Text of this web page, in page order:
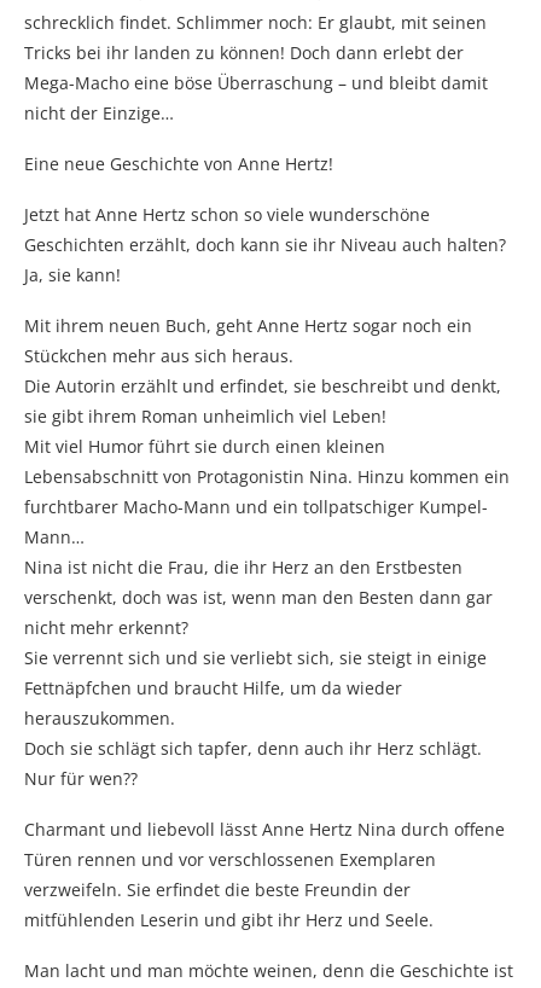
schrecklich findet. Schlimmer noch: Er glaubt, mit seinen
Tricks bei ihr landen zu können! Doch dann erlebt der
Mega-Macho eine böse Überraschung – und bleibt damit
nicht der Einzige…
Eine neue Geschichte von Anne Hertz!
Jetzt hat Anne Hertz schon so viele wunderschöne
Geschichten erzählt, doch kann sie ihr Niveau auch halten?
Ja, sie kann!
Mit ihrem neuen Buch, geht Anne Hertz sogar noch ein
Stückchen mehr aus sich heraus.
Die Autorin erzählt und erfindet, sie beschreibt und denkt,
sie gibt ihrem Roman unheimlich viel Leben!
Mit viel Humor führt sie durch einen kleinen
Lebensabschnitt von Protagonistin Nina. Hinzu kommen ein
furchtbarer Macho-Mann und ein tollpatschiger Kumpel-
Mann…
Nina ist nicht die Frau, die ihr Herz an den Erstbesten
verschenkt, doch was ist, wenn man den Besten dann gar
nicht mehr erkennt?
Sie verrennt sich und sie verliebt sich, sie steigt in einige
Fettnäpfchen und braucht Hilfe, um da wieder
herauszukommen.
Doch sie schlägt sich tapfer, denn auch ihr Herz schlägt.
Nur für wen??
Charmant und liebevoll lässt Anne Hertz Nina durch offene
Türen rennen und vor verschlossenen Exemplaren
verzweifeln. Sie erfindet die beste Freundin der
mitfühlenden Leserin und gibt ihr Herz und Seele.
Man lacht und man möchte weinen, denn die Geschichte ist